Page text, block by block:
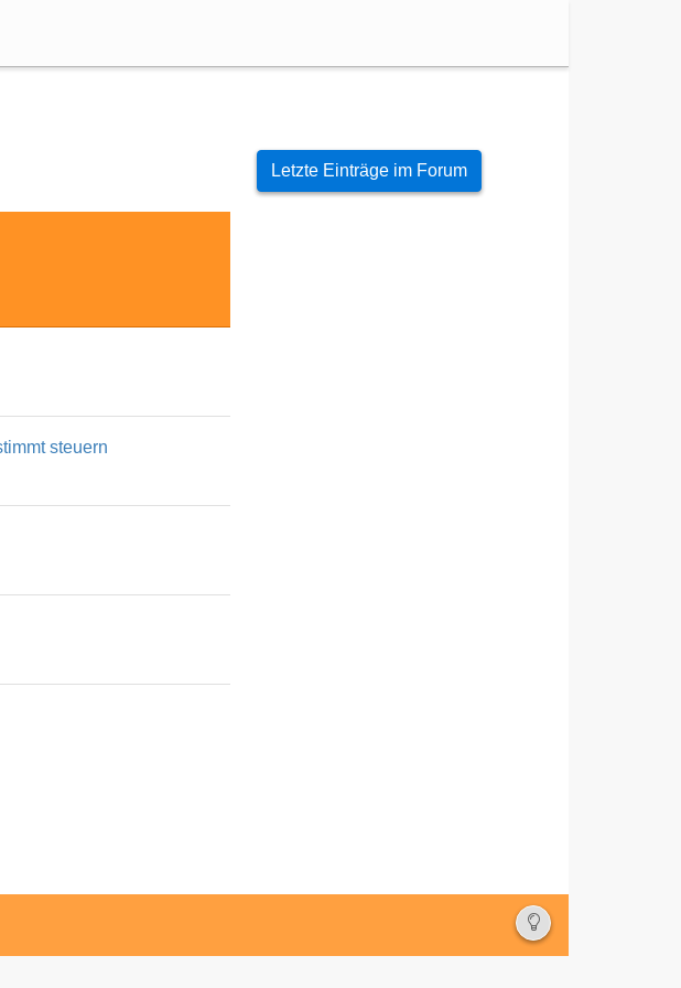
steuern
Letzte Einträge im Forum